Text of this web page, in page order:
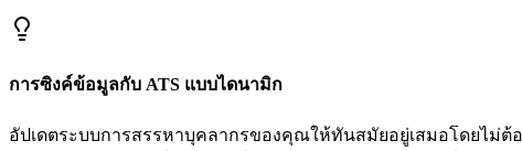
การซิงค์ข้อมูลกับ ATS แบบไดนามิก
อัปเดตระบบการสรรหาบุคลากรของคุณให้ทันสมัยอยู่เสมอโดยไม่ต้